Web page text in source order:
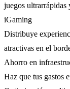
juegos ultrarrápidas
iGaming
Distribuye
atractivas en el
Ahorro en
Haz que tus gastos